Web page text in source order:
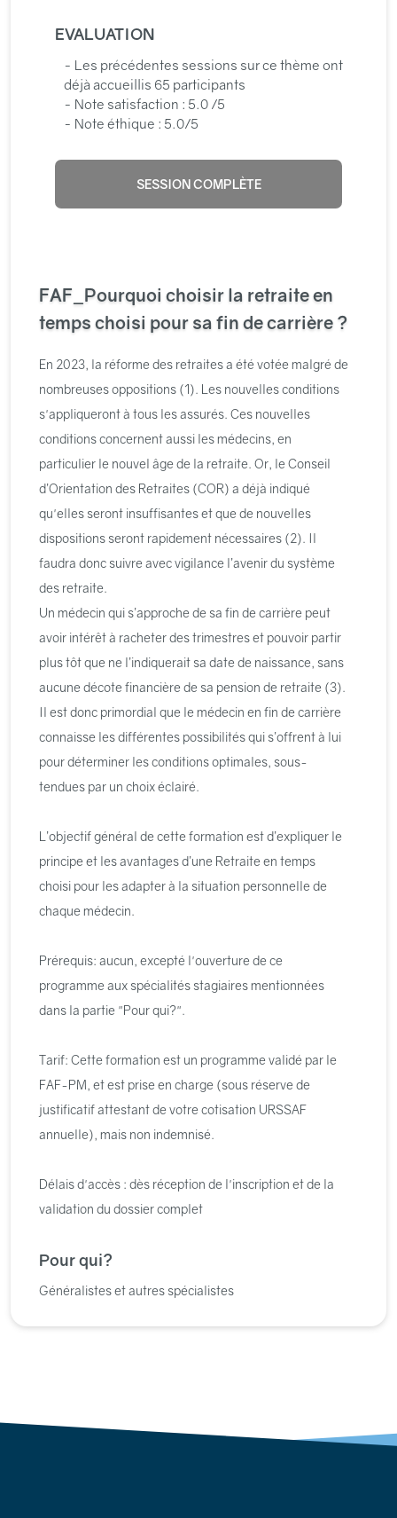
FAF_Pourquoi choisir la retraite en
temps choisi pour sa fin de carrière ?
En 2023, la réforme des retraites a été votée malgré de
nombreuses oppositions (1). Les nouvelles conditions
s'appliqueront à tous les assurés. Ces nouvelles
conditions concernent aussi les médecins, en
particulier le nouvel âge de la retraite. Or, le Conseil
d’Orientation des Retraites (COR) a déjà indiqué
qu'elles seront insuffisantes et que de nouvelles
dispositions seront rapidement nécessaires (2). Il
faudra donc suivre avec vigilance l’avenir du système
des retraite.
Un médecin qui s’approche de sa fin de carrière peut
avoir intérêt à racheter des trimestres et pouvoir partir
plus tôt que ne l’indiquerait sa date de naissance, sans
aucune décote financière de sa pension de retraite (3).
Il est donc primordial que le médecin en fin de carrière
connaisse les différentes possibilités qui s’offrent à lui
pour déterminer les conditions optimales, sous-
tendues par un choix éclairé.
L’objectif général de cette formation est d’expliquer le
principe et les avantages d’une Retraite en temps
choisi pour les adapter à la situation personnelle de
chaque médecin.
Prérequis: aucun, excepté l'ouverture de ce
programme aux spécialités stagiaires mentionnées
dans la partie "Pour qui?".
Tarif: Cette formation est un programme validé par le
FAF-PM, et est prise en charge (sous réserve de
justificatif attestant de votre cotisation URSSAF
annuelle), mais non indemnisé.
Délais d'accès : dès réception de l'inscription et de la
validation du dossier complet
Pour qui?
Généralistes et autres spécialistes
EVALUATION
- Les précédentes sessions sur ce thème ont
déjà accueillis 65 participants
- Note satisfaction : 5.0 /5
- Note éthique : 5.0/5
SESSION COMPLÈTE